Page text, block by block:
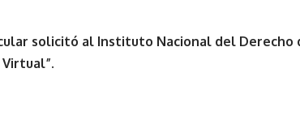
solicitó al Instituto Nacional del Derecho